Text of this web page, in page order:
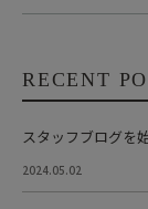
RECENT
スタッフブログを
2024.05.02